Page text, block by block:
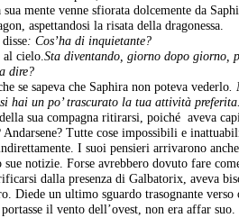
mente venne sfiorata dolcemente da
aspettandosi la risata della dragonessa.
: Cos’ha di inquietante?
al cielo.Sta diventando, giorno dopo giorno,
dire?
se sapeva che Saphira non poteva vederlo.
hai un po’ trascurato la tua attività
sua compagna ritirarsi, poiché aveva
Tutte cose impossibili e
indirettamente. I suoi pensieri arrivarono
sue notizie. Forse avrebbero dovuto fare
dalla presenza di Galbatorix, aveva
Diede un ultimo sguardo trasognante
il vento dell’ovest, non era affar suo.